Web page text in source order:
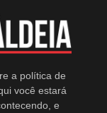
a política de
você estará
e